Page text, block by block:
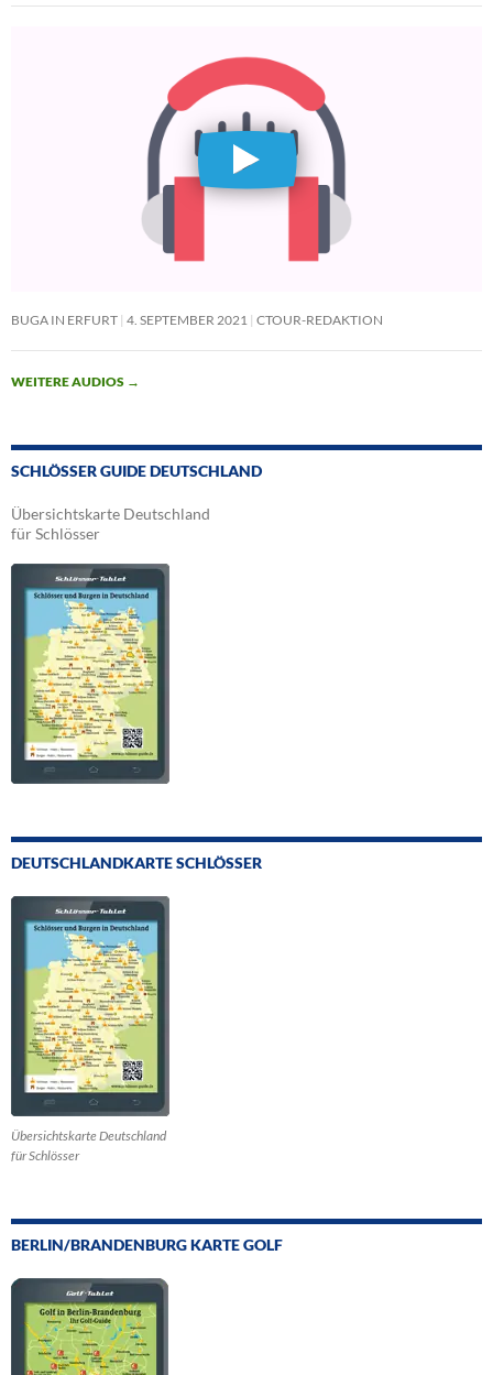
BUGA IN ERFURT 4. SEPTEMBER 2021 CTOUR-REDAKTION
WEITERE AUDIOS →
SCHLÖSSER GUIDE DEUTSCHLAND
Übersichtskarte Deutschland
für Schlösser
DEUTSCHLANDKARTE SCHLÖSSER
Übersichtskarte Deutschland
für Schlösser
BERLIN/BRANDENBURG KARTE GOLF